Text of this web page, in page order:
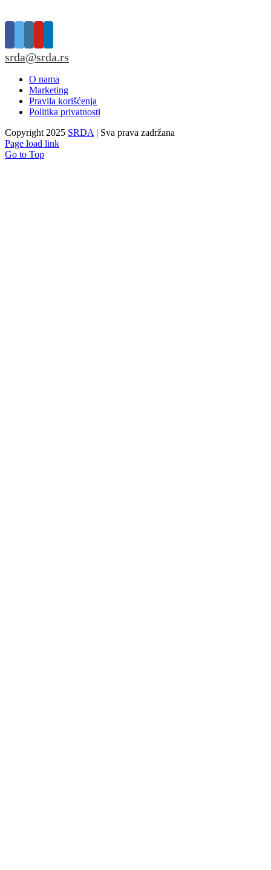
srda@srda.rs
O nama
Marketing
Pravila korišćenja
Politika privatnosti
Copyright 2025 SRDA | Sva prava zadržana
Page load link
Go to Top